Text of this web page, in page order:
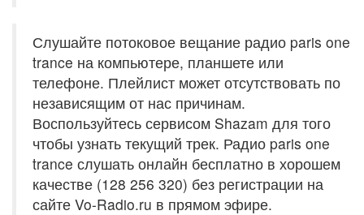
Слушайте потоковое вещание радио paris one
trance на компьютере, планшете или
телефоне. Плейлист может отсутствовать по
независящим от нас причинам.
Воспользуйтесь сервисом Shazam для того
чтобы узнать текущий трек. Радио paris one
trance слушать онлайн бесплатно в хорошем
качестве (128 256 320) без регистрации на
сайте Vo-Radio.ru в прямом эфире.